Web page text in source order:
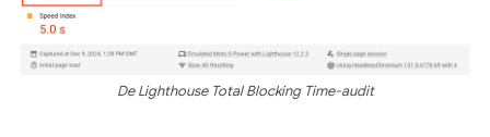
De Lighthouse Total Blocking Time-audit